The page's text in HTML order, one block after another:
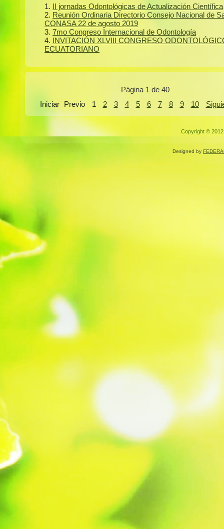
II jornadas Odontológicas de Actualización Científica
Reunión Ordinaria Directorio Consejo Nacional de
CONASA 22 de agosto 2019
7mo Congreso Internacional de Odontología
INVITACIÓN XLVIII CONGRESO
ECUATORIANO
Página 1 de 40
Iniciar
Previo 1 2 3 4 5 6 7 8 9 10
Copyright ©
Designed by